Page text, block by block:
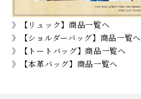
》【リュック】商品一覧へ
》【ショルダーバッグ】商品一覧へ
》【トートバッグ】商品一覧へ
》【本革バッグ】商品一覧へ